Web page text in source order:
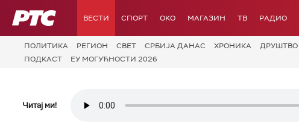
РТС ВЕСТИ СПОРТ OKO МАГАЗИН ТВ РАДИО
ПОЛИТИКА РЕГИОН СВЕТ СРБИЈА ДАНАС ХРОНИКА ДРУШТВО
ПОДКАСТ
ЕУ МОГУЋНОСТИ 2026
Читај ми!